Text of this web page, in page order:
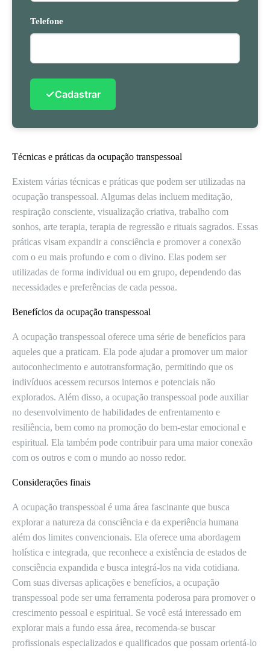
Telefone
✓Cadastrar
Técnicas e práticas da ocupação transpessoal
Existem várias técnicas e práticas que podem ser utilizadas na
ocupação transpessoal. Algumas delas incluem meditação,
respiração consciente, visualização criativa, trabalho com
sonhos, arte terapia, terapia de regressão e rituais sagrados. Essas
práticas visam expandir a consciência e promover a conexão
com o eu mais profundo e com o divino. Elas podem ser
utilizadas de forma individual ou em grupo, dependendo das
necessidades e preferências de cada pessoa.
Benefícios da ocupação transpessoal
A ocupação transpessoal oferece uma série de benefícios para
aqueles que a praticam. Ela pode ajudar a promover um maior
autoconhecimento e autotransformação, permitindo que os
indivíduos acessem recursos internos e potenciais não
explorados. Além disso, a ocupação transpessoal pode auxiliar
no desenvolvimento de habilidades de enfrentamento e
resiliência, bem como na promoção do bem-estar emocional e
espiritual. Ela também pode contribuir para uma maior conexão
com os outros e com o mundo ao nosso redor.
Considerações finais
A ocupação transpessoal é uma área fascinante que busca
explorar a natureza da consciência e da experiência humana
além dos limites convencionais. Ela oferece uma abordagem
holística e integrada, que reconhece a existência de estados de
consciência expandida e busca integrá-los na vida cotidiana.
Com suas diversas aplicações e benefícios, a ocupação
transpessoal pode ser uma ferramenta poderosa para promover o
crescimento pessoal e espiritual. Se você está interessado em
explorar mais a fundo essa área, recomenda-se buscar
profissionais especializados e qualificados que possam orientá-lo